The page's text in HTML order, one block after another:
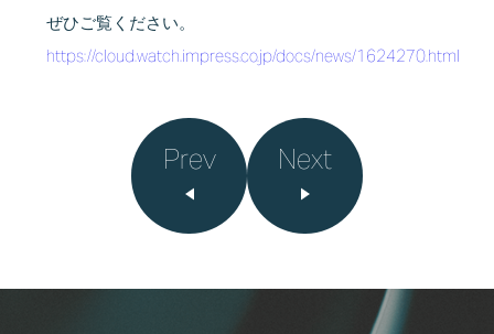
ぜひご覧ください。
https://cloud.watch.impress.co.jp/docs/news/1624270.html
Prev Next